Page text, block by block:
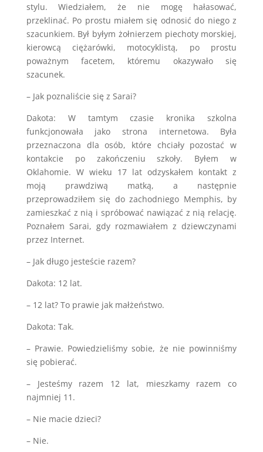
stylu. Wiedziałem, że nie mogę hałasować,
przeklinać. Po prostu miałem się odnosić do niego z
szacunkiem. Był byłym żołnierzem piechoty morskiej,
kierowcą ciężarówki, motocyklistą, po prostu
poważnym facetem, któremu okazywało się
szacunek.
– Jak poznaliście się z Sarai?
Dakota: W tamtym czasie kronika szkolna
funkcjonowała jako strona internetowa. Była
przeznaczona dla osób, które chciały pozostać w
kontakcie po zakończeniu szkoły. Byłem w
Oklahomie. W wieku 17 lat odzyskałem kontakt z
moją prawdziwą matką, a następnie
przeprowadziłem się do zachodniego Memphis, by
zamieszkać z nią i spróbować nawiązać z nią relację.
Poznałem Sarai, gdy rozmawiałem z dziewczynami
przez Internet.
– Jak długo jesteście razem?
Dakota: 12 lat.
– 12 lat? To prawie jak małżeństwo.
Dakota: Tak.
– Prawie. Powiedzieliśmy sobie, że nie powinniśmy
się pobierać.
– Jesteśmy razem 12 lat, mieszkamy razem co
najmniej 11.
– Nie macie dzieci?
– Nie.